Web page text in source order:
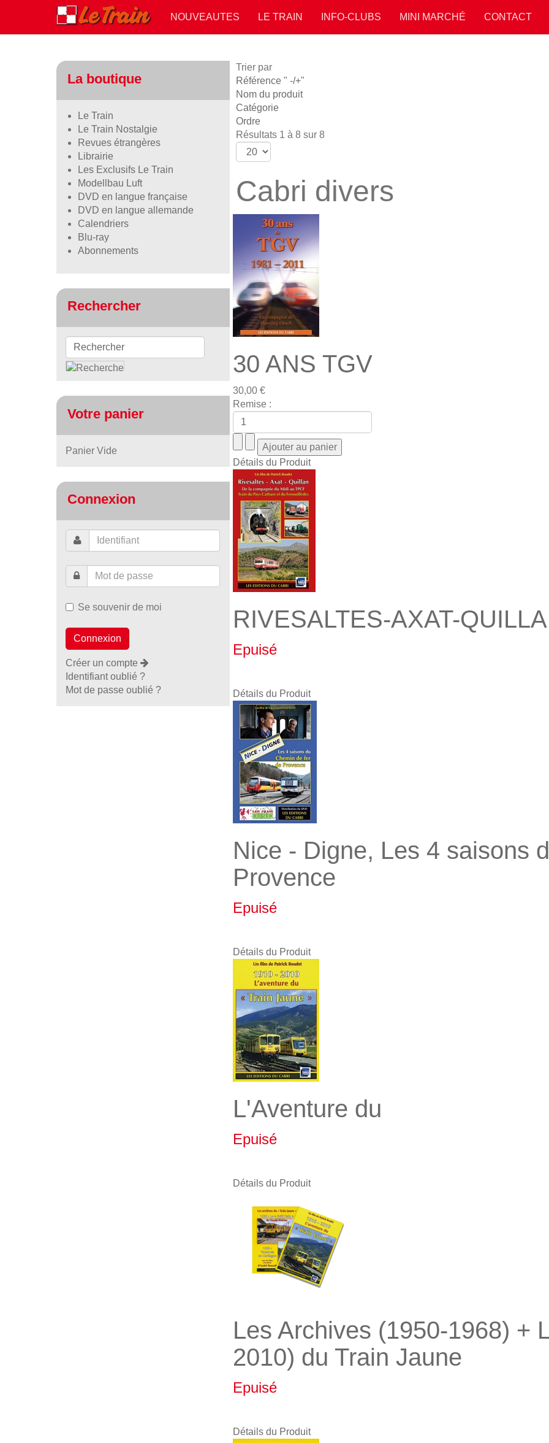
NOUVEAUTES LE TRAIN INFO-CLUBS MINI MARCHÉ CONTACT
Trier par
Référence " -/+"
Nom du produit
Catégorie
Ordre
Résultats 1 à 8 sur 8
Cabri divers
30 ANS TGV
30,00 €
Remise :
Détails du Produit
RIVESALTES-AXAT-
Epuisé
Détails du Produit
Nice - Digne, Les 4 saisons
Provence
Epuisé
Détails du Produit
L'Aventure du
Epuisé
Détails du Produit
Les Archives (1950-1968) +
2010) du Train Jaune
Epuisé
Détails du Produit
La boutique
Le Train
Le Train Nostalgie
Revues étrangères
Librairie
Les Exclusifs Le Train
Modellbau Luft
DVD en langue française
DVD en langue allemande
Calendriers
Blu-ray
Abonnements
Rechercher
Votre panier
Panier Vide
Connexion
Se souvenir de moi
Créer un compte
Identifiant oublié ?
Mot de passe oublié ?